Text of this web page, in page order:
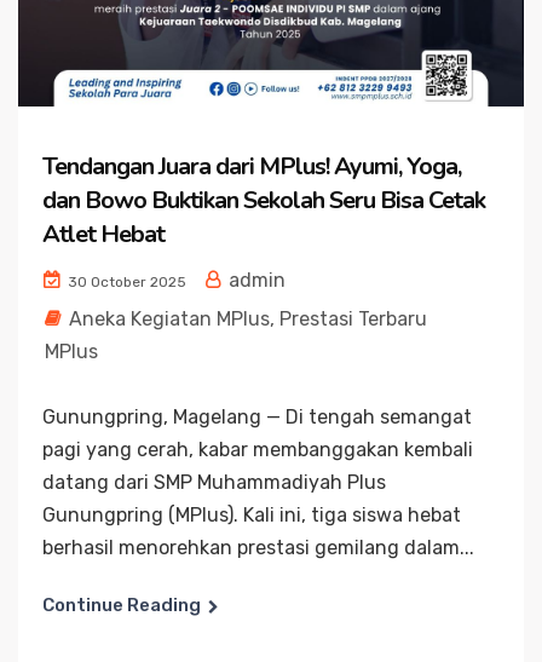
Tendangan Juara dari MPlus! Ayumi, Yoga,
dan Bowo Buktikan Sekolah Seru Bisa Cetak
Atlet Hebat
30 October 2025
admin
Aneka Kegiatan MPlus, Prestasi Terbaru
MPlus
Gunungpring, Magelang — Di tengah semangat
pagi yang cerah, kabar membanggakan kembali
datang dari SMP Muhammadiyah Plus
Gunungpring (MPlus). Kali ini, tiga siswa hebat
berhasil menorehkan prestasi gemilang dalam...
Continue Reading